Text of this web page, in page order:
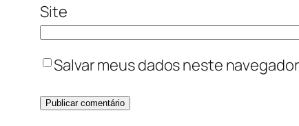
Site
Salvar meus dados neste